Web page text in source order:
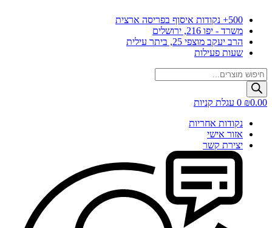
לתוכן
500+ נקודות איסוף בפריסה ארצית
משרד - יפו 216, ירושלים
הרב יעקב מוצפי 25, ביתר עילית
שעות פעילות
Products
search
₪0.00
0 עגלת קניות
נקודות אחריות
אזור אישי
יצירת קשר